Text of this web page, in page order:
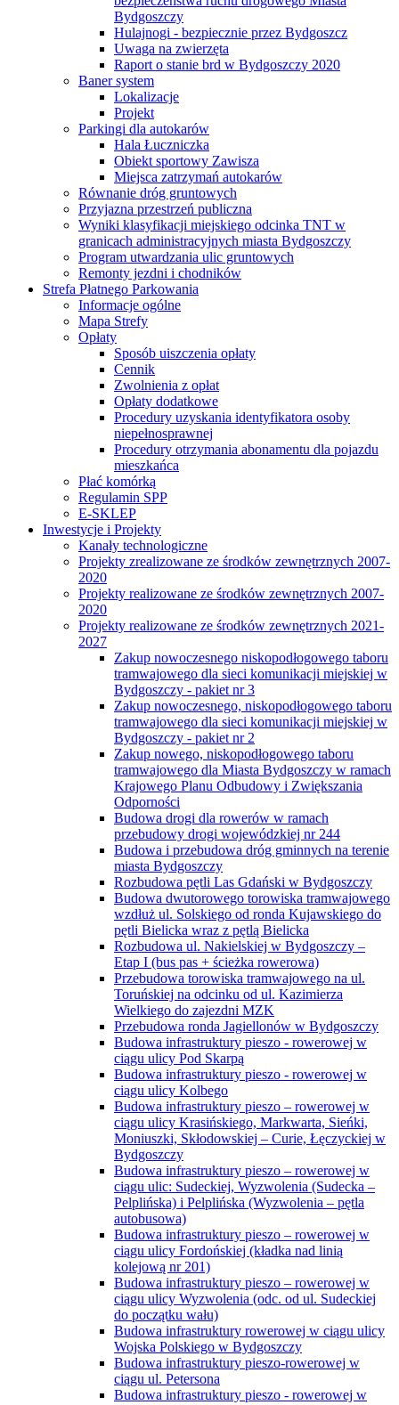
Bydgoszczy
Hulajnogi - bezpiecznie przez Bydgoszcz
Uwaga na zwierzęta
Raport o stanie brd w Bydgoszczy 2020
Baner system
Lokalizacje
Projekt
Parkingi dla autokarów
Hala Łuczniczka
Obiekt sportowy Zawisza
Miejsca zatrzymań autokarów
Równanie dróg gruntowych
Przyjazna przestrzeń publiczna
Wyniki klasyfikacji miejskiego odcinka TNT w
granicach administracyjnych miasta Bydgoszczy
Program utwardzania ulic gruntowych
Remonty jezdni i chodników
Strefa Płatnego Parkowania
Informacje ogólne
Mapa Strefy
Opłaty
Sposób uiszczenia opłaty
Cennik
Zwolnienia z opłat
Opłaty dodatkowe
Procedury uzyskania identyfikatora osoby
niepełnosprawnej
Procedury otrzymania abonamentu dla pojazdu
mieszkańca
Płać komórką
Regulamin SPP
E-SKLEP
Inwestycje i Projekty
Kanały technologiczne
Projekty zrealizowane ze środków zewnętrznych 2007-
2020
Projekty realizowane ze środków zewnętrznych 2007-
2020
Projekty realizowane ze środków zewnętrznych 2021-
2027
Zakup nowoczesnego niskopodłogowego taboru
tramwajowego dla sieci komunikacji miejskiej w
Bydgoszczy - pakiet nr 3
Zakup nowoczesnego, niskopodłogowego taboru
tramwajowego dla sieci komunikacji miejskiej w
Bydgoszczy - pakiet nr 2
Zakup nowego, niskopodłogowego taboru
tramwajowego dla Miasta Bydgoszczy w ramach
Krajowego Planu Odbudowy i Zwiększania
Odporności
Budowa drogi dla rowerów w ramach
przebudowy drogi wojewódzkiej nr 244
Budowa i przebudowa dróg gminnych na terenie
miasta Bydgoszczy
Rozbudowa pętli Las Gdański w Bydgoszczy
Budowa dwutorowego torowiska tramwajowego
wzdłuż ul. Solskiego od ronda Kujawskiego do
pętli Bielicka wraz z pętlą Bielicka
Rozbudowa ul. Nakielskiej w Bydgoszczy –
Etap I (bus pas + ścieżka rowerowa)
Przebudowa torowiska tramwajowego na ul.
Toruńskiej na odcinku od ul. Kazimierza
Wielkiego do zajezdni MZK
Przebudowa ronda Jagiellonów w Bydgoszczy
Budowa infrastruktury pieszo - rowerowej w
ciągu ulicy Pod Skarpą
Budowa infrastruktury pieszo - rowerowej w
ciągu ulicy Kolbego
Budowa infrastruktury pieszo – rowerowej w
ciągu ulicy Krasińskiego, Markwarta, Sieńki,
Moniuszki, Skłodowskiej – Curie, Łęczyckiej w
Bydgoszczy
Budowa infrastruktury pieszo – rowerowej w
ciągu ulic: Sudeckiej, Wyzwolenia (Sudecka –
Pelplińska) i Pelplińska (Wyzwolenia – pętla
autobusowa)
Budowa infrastruktury pieszo – rowerowej w
ciągu ulicy Fordońskiej (kładka nad linią
kolejową nr 201)
Budowa infrastruktury pieszo – rowerowej w
ciągu ulicy Wyzwolenia (odc. od ul. Sudeckiej
do początku wału)
Budowa infrastruktury rowerowej w ciągu ulicy
Wojska Polskiego w Bydgoszczy
Budowa infrastruktury pieszo-rowerowej w
ciągu ul. Petersona
Budowa infrastruktury pieszo - rowerowej w